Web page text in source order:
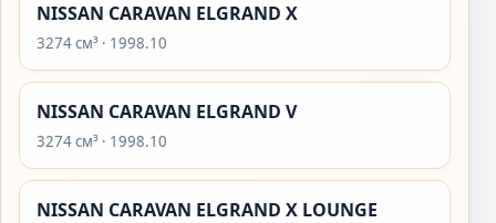
NISSAN CARAVAN ELGRAND X
3274 см³ · 1998.10
NISSAN CARAVAN ELGRAND V
3274 см³ · 1998.10
NISSAN CARAVAN ELGRAND X LOUNGE